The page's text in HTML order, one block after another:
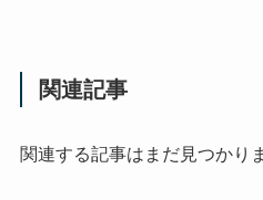
関連記事
関連する記事はまだ見つかり